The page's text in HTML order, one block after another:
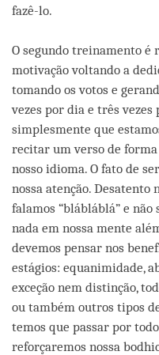
fazê-lo.
O segundo treinamento é
motivação voltando a
tomando os votos e
vezes por dia e três
simplesmente que
recitar um verso de
nosso idioma. O fato de
nossa atenção. Desatento
falamos “blábláblá” e
nada em nossa mente
devemos pensar nos
estágios: equanimidade,
exceção nem distinção,
ou também outros tipos
temos que passar por
reforçaremos nossa